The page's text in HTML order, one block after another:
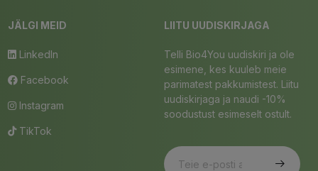
JÄLGI MEID
LinkedIn
Facebook
Instagram
TikTok
LIITU UUDISKIRJAGA
Telli Bio4You uudiskiri ja ole
esimene, kes kuuleb meie
parimatest pakkumistest. Liitu
uudiskirjaga ja naudi -10%
soodustust esimeselt ostult.